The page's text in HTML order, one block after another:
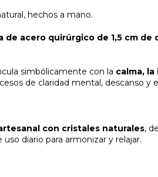
hechos a mano.
de acero quirúrgico de 1,5 cm de
simbólicamente con la calma,
de claridad mental, descanso y
con cristales naturales,
diario para armonizar y relajar.